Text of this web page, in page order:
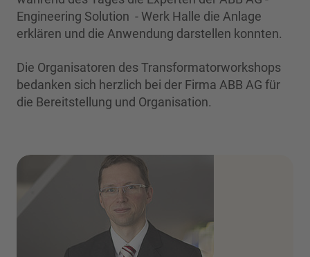
Engineering Solution - Werk Halle die Anlage
erklären und die Anwendung darstellen konnten.
Die Organisatoren des Transformatorworkshops
bedanken sich herzlich bei der Firma ABB AG für
die Bereitstellung und Organisation.